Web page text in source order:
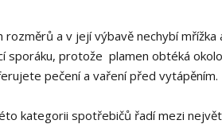
a v její výbavě nechybí mřížka
sporáku, protože plamen obtéká
pečení a vaření před vytápěním.
kategorii spotřebičů řadí mezi